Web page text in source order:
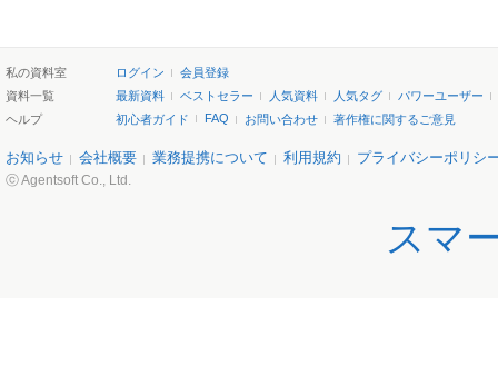
私の資料室 ログイン
会員登録
資料一覧
最新資料 ベストセラー 人気資料 人気タグ
パワーユーザー
ヘルプ
初心者ガイド FAQ お問い合わせ 著作権に関するご意見
お知らせ 会社概要 業務提携について 利用規約 プライバシーポリシ
ⓒ Agentsoft Co., Ltd.
スマ